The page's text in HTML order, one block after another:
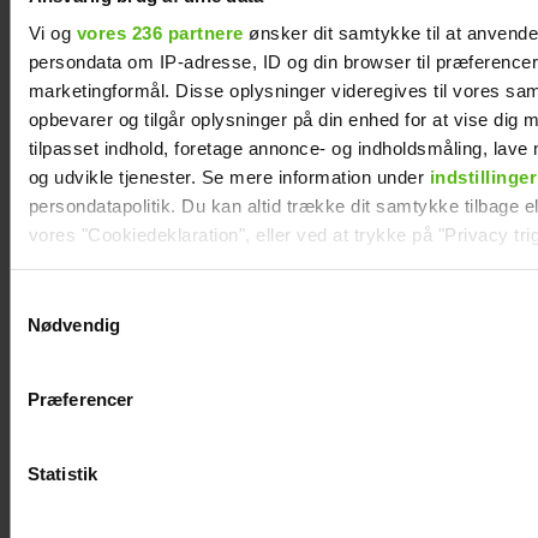
Vi og vores 236 partnere ønsker dit samtykke til at
persondata om IP-adresse, ID og din browser til
marketingformål. Disse oplysninger videregives til vores
opbevarer og tilgår oplysninger på din enhed for at vise dig
tilpasset indhold, foretage annonce- og indholdsmåling, lave
og udvikle tjenester. Se mere information under indstillinger
persondatapolitik. Du kan altid trække dit samtykke tilbage
vores "Cookiedeklaration", eller ved at trykke på "Privacy
Vi anvender egne cookies og cookies fra tredjeparter til at
generere statistik og huske dine præferencer samt til brug
Nødvendig
Præferencer
Statistik
Kristínssons utraditionelle bryllupsrejse: